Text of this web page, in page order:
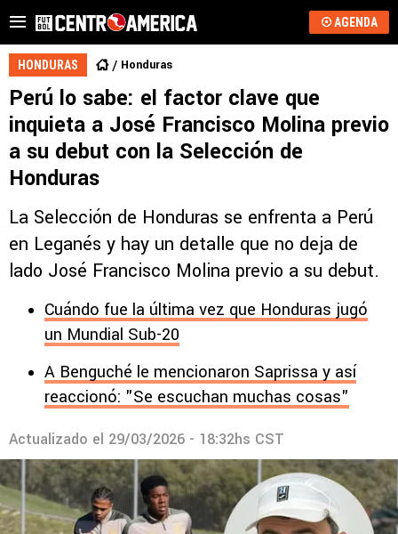
AGENDA
HONDURAS Honduras
Perú lo sabe: el factor clave que
inquieta a José Francisco Molina previo
a su debut con la Selección de
Honduras
La Selección de Honduras se enfrenta a Perú
en Leganés y hay un detalle que no deja de
lado José Francisco Molina previo a su debut.
Cuándo fue la última vez que Honduras jugó
un Mundial Sub-20
A Benguché le mencionaron Saprissa y así
reaccionó: "Se escuchan muchas cosas"
Actualizado el 29/03/2026 - 18:32hs CST